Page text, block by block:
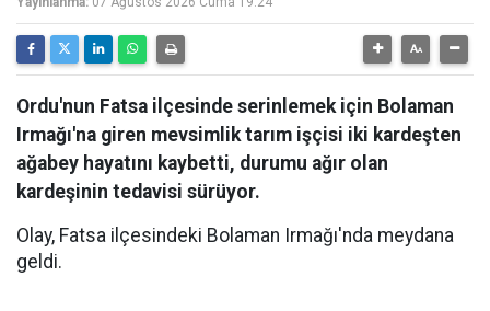
Ordu'nun Fatsa ilçesinde serinlemek için Bolaman
Irmağı'na giren mevsimlik tarım işçisi iki kardeşten
ağabey hayatını kaybetti, durumu ağır olan
kardeşinin tedavisi sürüyor.
Olay, Fatsa ilçesindeki Bolaman Irmağı'nda meydana
geldi.